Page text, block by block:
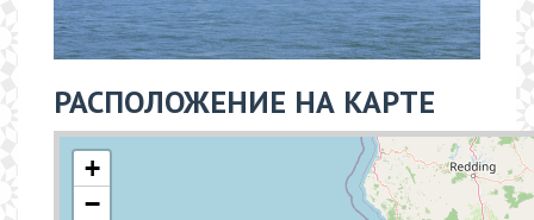
РАСПОЛОЖЕНИЕ НА КАРТЕ
+
−